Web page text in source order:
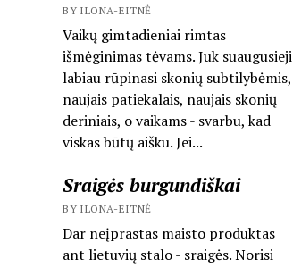
BY ILONA-EITNĖ
Vaikų gimtadieniai rimtas
išmėginimas tėvams. Juk suaugusieji
labiau rūpinasi skonių subtilybėmis,
naujais patiekalais, naujais skonių
deriniais, o vaikams - svarbu, kad
viskas būtų aišku. Jei...
Sraigės burgundiškai
BY ILONA-EITNĖ
Dar neįprastas maisto produktas
ant lietuvių stalo - sraigės. Norisi